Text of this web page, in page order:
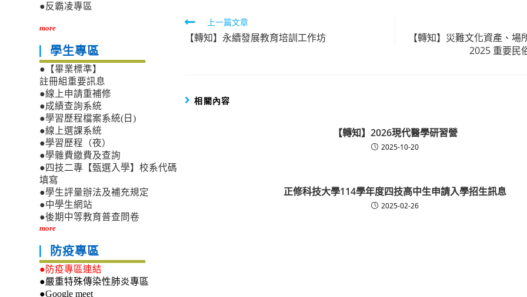
Read
more
上一篇文章
【轉知】永續發展教育培訓工作坊
【轉知】災難文化資產、場
2025 重要民
相關內容
【轉知】2026現代醫學研習營
2025-10-20
正修科技大學114學年度四技高中生申請入學招生訊息
2025-02-26
●反霸凌專區
more
學生專區
●【畢業標準】
註冊組重要訊息
●線上申請重補修
●成績查詢系統
●學習歷程檔案系統(日)
●線上選課系統
●學習歷程（夜）
●學雜費繳費及查詢
●四技二專【甄選入學】校系代碼
填寫
●學生評量辦法及補充規定
●中學生網站
●後期中等教育普查問卷
more
防疫專區
●防疫專區連結
●嚴重特殊傳染性肺炎專區
●Google meet